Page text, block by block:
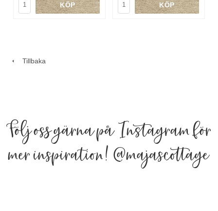
KÖP KÖP
Tillbaka
Följ oss gärna på Instagram för
mer inspiration!@majascottage